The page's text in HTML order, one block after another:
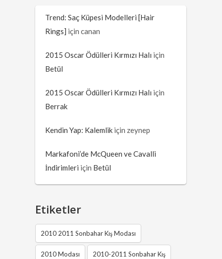
Trend: Saç Küpesi Modelleri [Hair
Rings] içincanan
2015 Oscar Ödülleri Kırmızı Halı için
Betül
2015 Oscar Ödülleri Kırmızı Halı için
Berrak
Kendin Yap: Kalemlik için zeynep
Markafoni’de McQueen ve Cavalli
İndirimleri için Betül
Etiketler
2010 2011 Sonbahar Kış Modası
2010 Modası 2010-2011 Sonbahar Kış